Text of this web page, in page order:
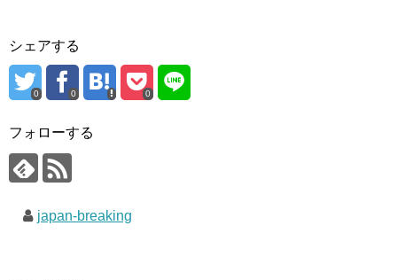
シェアする
0 0 0
フォローする
japan-breaking